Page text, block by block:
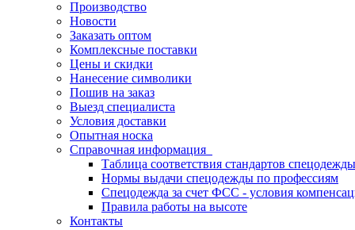
Производство
Новости
Заказать оптом
Комплексные поставки
Цены и скидки
Нанесение символики
Пошив на заказ
Выезд специалиста
Условия доставки
Опытная носка
Справочная информация
Таблица соответствия стандартов спецодежды
Нормы выдачи спецодежды по профессиям
Спецодежда за счет ФСС - условия
Правила работы на высоте
Контакты